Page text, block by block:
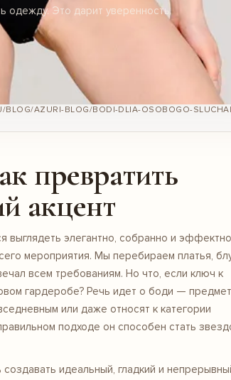
одежду. Это дарит уверенность
превратить
акцент
элегантно, собранно и
мероприятия. Мы перебираем платья,
всем требованиям. Но что, если ключ к
гардеробе? Речь идет о боди —
или даже относят к категории
подходе он способен стать
идеальный, гладкий и